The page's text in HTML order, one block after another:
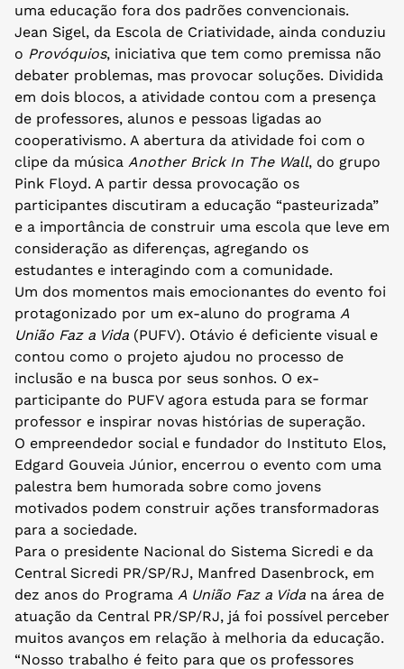
uma educação fora dos padrões convencionais.
Jean Sigel, da Escola de Criatividade, ainda conduziu
o Provóquios, iniciativa que tem como premissa não
debater problemas, mas provocar soluções. Dividida
em dois blocos, a atividade contou com a presença
de professores, alunos e pessoas ligadas ao
cooperativismo. A abertura da atividade foi com o
clipe da música Another Brick In The Wall, do grupo
Pink Floyd. A partir dessa provocação os
participantes discutiram a educação “pasteurizada”
e a importância de construir uma escola que leve em
consideração as diferenças, agregando os
estudantes e interagindo com a comunidade.
Um dos momentos mais emocionantes do evento foi
protagonizado por um ex-aluno do programa A
União Faz a Vida (PUFV). Otávio é deficiente visual e
contou como o projeto ajudou no processo de
inclusão e na busca por seus sonhos. O ex-
participante do PUFV agora estuda para se formar
professor e inspirar novas histórias de superação.
O empreendedor social e fundador do Instituto Elos,
Edgard Gouveia Júnior, encerrou o evento com uma
palestra bem humorada sobre como jovens
motivados podem construir ações transformadoras
para a sociedade.
Para o presidente Nacional do Sistema Sicredi e da
Central Sicredi PR/SP/RJ, Manfred Dasenbrock, em
dez anos do Programa A União Faz a Vida na área de
atuação da Central PR/SP/RJ, já foi possível perceber
muitos avanços em relação à melhoria da educação.
“Nosso trabalho é feito para que os professores